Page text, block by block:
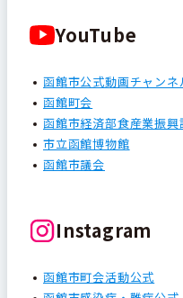
YouTube
函館市公式動画チャンネ
函館町会
函館市経済部食産業振興
市立函館博物館
函館市議会
Instagram
函館市町会活動公式